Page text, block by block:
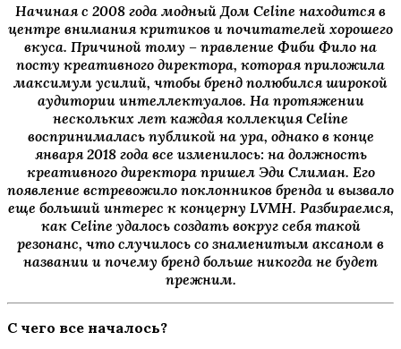
Начиная с 2008 года модный Дом Celine находится в
центре внимания критиков и почитателей хорошего
вкуса. Причиной тому – правление Фиби Фило на
посту креативного директора, которая приложила
максимум усилий, чтобы бренд полюбился широкой
аудитории интеллектуалов. На протяжении
нескольких лет каждая коллекция Celine
воспринималась публикой на ура, однако в конце
января 2018 года все изменилось: на должность
креативного директора пришел Эди Слиман. Его
появление встревожило поклонников бренда и вызвало
еще больший интерес к концерну LVMH. Разбираемся,
как Celine удалось создать вокруг себя такой
резонанс, что случилось со знаменитым аксаном в
названии и почему бренд больше никогда не будет
прежним.
С чего все началось?